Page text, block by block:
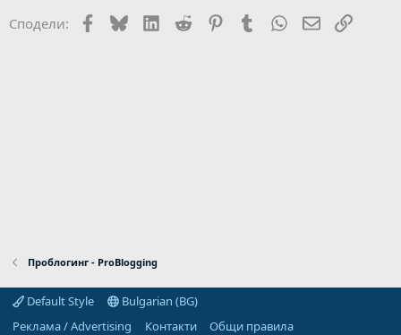
Сподели: Facebook
BlueskyLinkedIn
Reddit PinterestTumblr WhatsApp
EmailLink
Проблогинг - ProBlogging
Default Style
Bulgarian (BG)
Реклама / Advertising
Контакти
Общи правила